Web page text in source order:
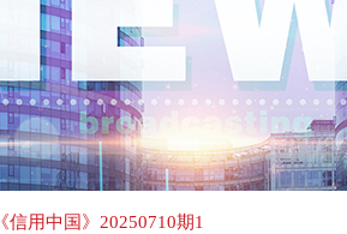
《信用中国》20250710期1